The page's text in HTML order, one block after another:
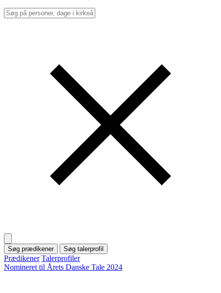
Søg prædikener Søg talerprofil
Prædikener Talerprofiler
Nomineret til Årets Danske Tale 2024